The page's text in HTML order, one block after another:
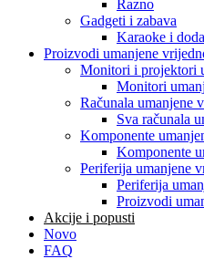
Razno
Gadgeti i zabava
Karaoke i
Proizvodi umanjene
Monitori i projektori
Monitori
Računala umanjene
Sva računala
Komponente
Komponente
Periferija umanjene
Periferija
Proizvodi
Akcije i popusti
Novo
FAQ